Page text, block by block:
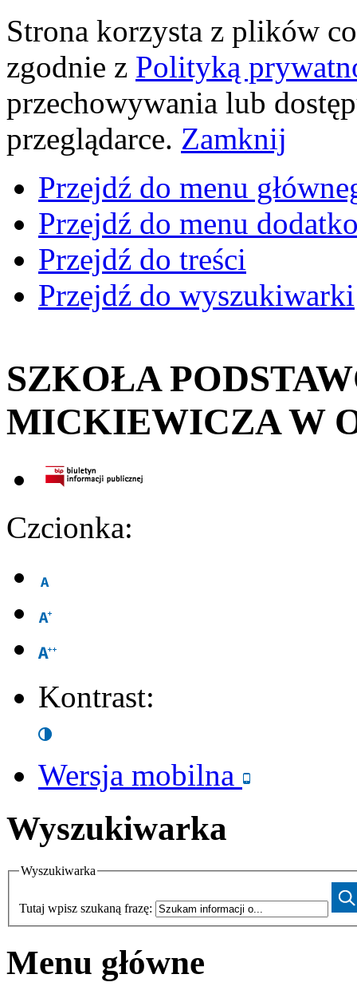
Strona korzysta z plików
zgodnie z Polityką
przechowywania lub
przeglądarce. Zamknij
Przejdź do menu
Przejdź do menu
Przejdź do treści
Przejdź do wyszukiwarki
SZKOŁA
MICKIEWICZA W
Czcionka:
Kontrast:
Wersja mobilna
Wyszukiwarka
Wyszukiwarka
Tutaj wpisz szukaną frazę:
Menu główne